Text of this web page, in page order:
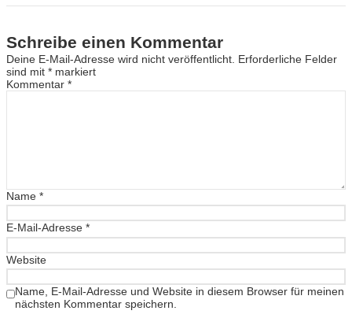
Schreibe einen Kommentar
Deine E-Mail-Adresse wird nicht veröffentlicht. Erforderliche Felder
sind mit * markiert
Kommentar *
Name *
E-Mail-Adresse *
Website
Name, E-Mail-Adresse und Website in diesem Browser für meinen
nächsten Kommentar speichern.